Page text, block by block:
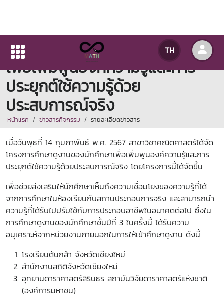
TH
โครงการศึกษาดูงานของนักศึกษา
เพื่อเพิ่มพูนองค์ความรู้และการ
ประยุกต์ใช้ความรู้ด้วย
ประสบการณ์จริง
หน้าแรก ข่าวสารกิจกรรม รายละเอียดข่าวสาร
เมื่อวันพุธที่ 14 กุมภาพันธ์ พ.ศ. 2567 สาขาวิชาคณิตศาสตร์ได้จัด
โครงการศึกษาดูงานของนักศึกษาเพื่อเพิ่มพูนองค์ความรู้และการ
ประยุกต์ใช้ความรู้ด้วยประสบการณ์จริง โดยโครงการนี้ได้จัดขึ้น
เพื่อช่วยส่งเสริมให้นักศึกษาเห็นถึงความเชื่อมโยงของความรู้ที่ได้
จากการศึกษาในห้องเรียนกับสถานประกอบการจริง และสามารถนำ
ความรู้ที่ได้รับไปปรับใช้กับการประกอบอาชีพในอนาคตต่อไป ซึ่งใน
การศึกษาดูงานของนักศึกษาชั้นปีที่ 3 ในครั้งนี้ ได้รับความ
อนุเคราะห์จากหน่วยงานภายนอกในการให้เข้าศึกษาดูงาน ดังนี้
โรงเรียนต้นกล้า จังหวัดเชียงใหม่
สำนักงานสถิติจังหวัดเชียงใหม่
อุทยานดาราศาสตร์สิรินธร สถาบันวิจัยดาราศาสตร์แห่งชาติ
(องค์การมหาชน)